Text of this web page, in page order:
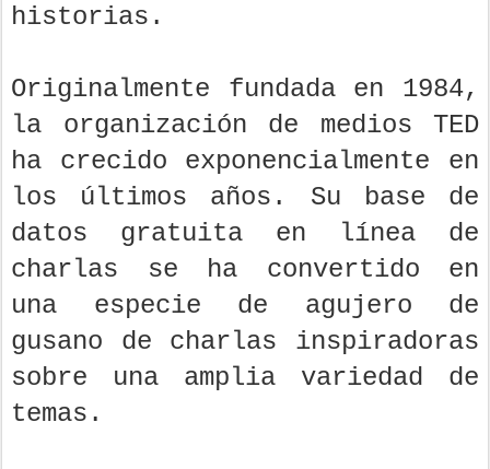
historias.
Originalmente fundada en 1984,
la organización de medios TED
ha crecido exponencialmente en
los últimos años. Su base de
datos gratuita en línea de
charlas se ha convertido en
una especie de agujero de
gusano de charlas inspiradoras
sobre una amplia variedad de
temas.